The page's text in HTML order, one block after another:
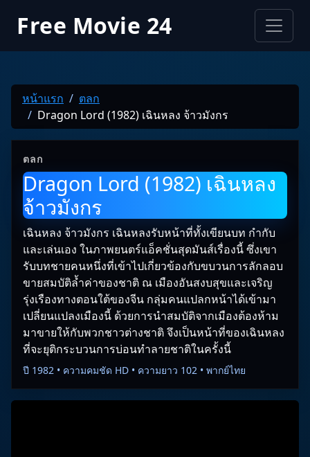
Free Movie 24
หน้าแรก
ตลก
Dragon Lord (1982) เฉินหลง จ้าวมังกร
ตลก
Dragon Lord (1982) เฉินหลง
จ้าวมังกร
เฉินหลง จ้าวมังกร เฉินหลงรับหน้าที่ทั้งเขียนบท กำกับ
และเล่นเอง ในภาพยนตร์แอ็คชั่นสุดมันส์เรื่องนี้ ซึ่งเขา
รับบทชายคนหนึ่งที่เข้าไปเกี่ยวข้องกับขบวนการลักลอบ
ขายสมบัติล้ำค่าของชาติ ณ เมืองอันสงบสุขและเจริญ
รุ่งเรืองทางตอนใต้ของจีน กลุ่มคนแปลกหน้าได้เข้ามา
เปลี่ยนแปลงเมืองนี้ ด้วยการนำสมบัติจากเมืองต้องห้าม
มาขายให้กับพวกชาวต่างชาติ จึงเป็นหน้าที่ของเฉินหลง
ที่จะยุติกระบวนการบ่อนทำลายชาติในครั้งนี้
ปี 1982 • ความคมชัด HD • ความยาว 102 • พากย์ไทย